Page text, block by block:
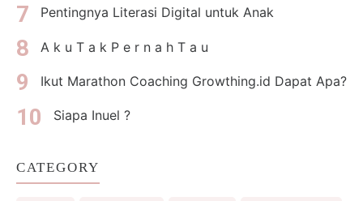
Pentingnya Literasi Digital untuk Anak
A k u T a k P e r n a h T a u
Ikut Marathon Coaching Growthing.id Dapat Apa?
Siapa Inuel ?
CATEGORY